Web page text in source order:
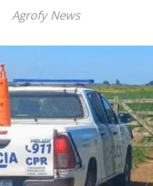
Agrofy News